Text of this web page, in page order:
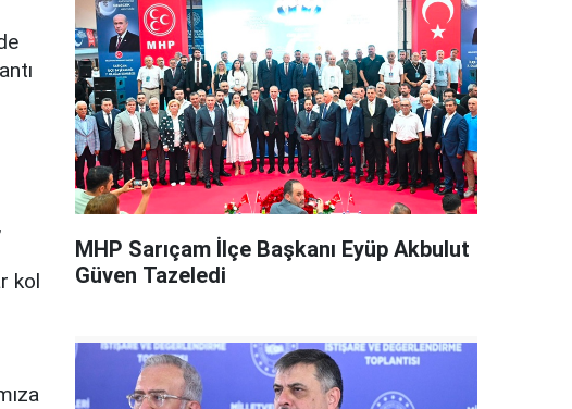
kol
MHP Sarıçam İlçe Başkanı Eyüp Akbulut
Güven Tazeledi